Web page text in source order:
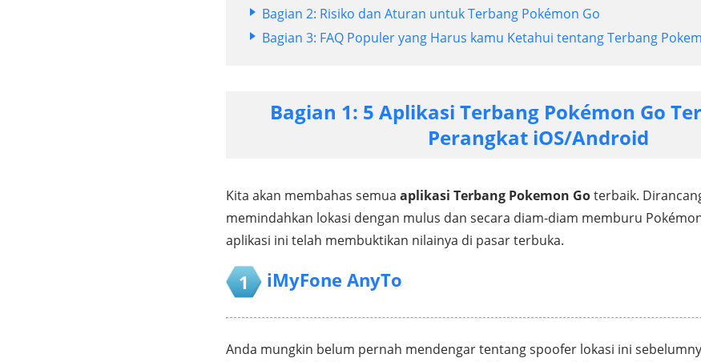
Bagian 2: Risiko dan Aturan untuk Terbang Pokémon Go
Bagian 3: FAQ Populer yang Harus kamu Ketahui tentang Terbang
Bagian 1: 5 Aplikasi Terbang Pokémon Go
Perangkat iOS/Android
Kita akan membahas semua aplikasi Terbang Pokemon Goterbaik.
memindahkan lokasi dengan mulus dan secara diam-diam memburu
aplikasi ini telah membuktikan nilainya di pasar terbuka.
1 iMyFone AnyTo
Anda mungkin belum pernah mendengar tentang spoofer lokasi ini